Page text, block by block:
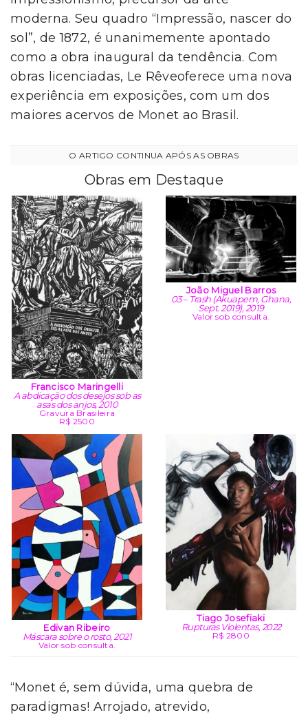
moderna. Seu quadro “Impressão, nascer do
sol”, de 1872, é unanimemente apontado
como a obra inaugural da tendência. Com
obras licenciadas, Le Rêveoferece uma nova
experiência em exposições, com um dos
maiores acervos de Monet ao Brasil.
Obras em Destaque
Francisco Maringelli
A abdicação dos desejos sob as
asas dos anjos, 2010
Gravura Brasileira
R$ 2500
João Miguel Barros
03 – Trash (Akuapem, Ghana,
Sept. 2019), 2019
Valor sob consulta.
Edivan Ribeiro
Máscara sobre o rosto, 2021
Valor sob consulta.
Tiago Josefiaki
Rupturas Violentas, 2022
R$ 2800
“Monet é, sem dúvida, uma quebra de
paradigmas! Arrojado, atrevido,